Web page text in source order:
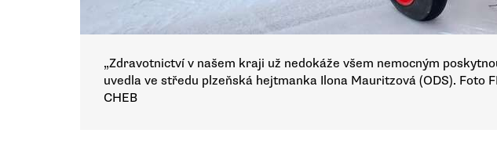
„Zdravotnictví v našem kraji už nedokáže všem nemocným
uvedla ve středu plzeňská hejtmanka Ilona Mauritzová (ODS). Foto
CHEB